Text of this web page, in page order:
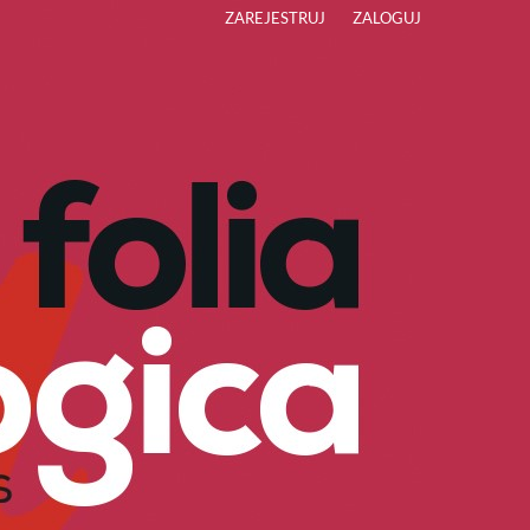
ZAREJESTRUJ ZALOGUJ